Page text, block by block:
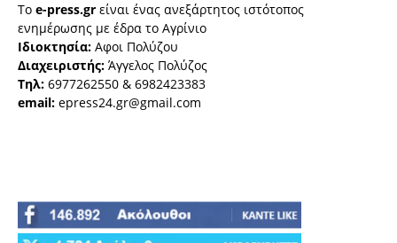
Το e-press.gr είναι ένας ανεξάρτητος ιστότοπος
ενημέρωσης με έδρα το Αγρίνιο
Ιδιοκτησία: Αφοι Πολύζου
Διαχειριστής: Άγγελος Πολύζος
Τηλ: 6977262550 & 6982423383
email: epress24.gr@gmail.com